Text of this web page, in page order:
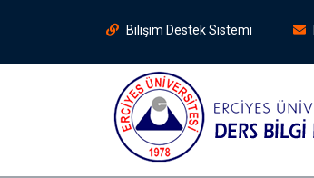
Bilişim Destek Sistemi